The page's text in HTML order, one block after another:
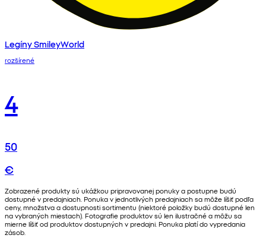
Legíny SmileyWorld
rozšírené
4
50
€
Zobrazené produkty sú ukážkou pripravovanej ponuky a postupne budú
dostupné v predajniach. Ponuka v jednotlivých predajniach sa môže líšiť podľa
ceny, množstva a dostupnosti sortimentu (niektoré položky budú dostupné len
na vybraných miestach). Fotografie produktov sú len ilustračné a môžu sa
mierne líšiť od produktov dostupných v predajni. Ponuka platí do vypredania
zásob.